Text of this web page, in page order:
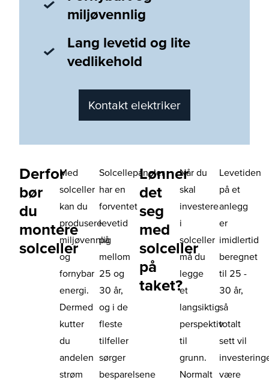
miljøvennlig
Lang levetid og lite
vedlikehold
Kontakt elektriker
Derfor
bør
du
montere
solceller
Med
solceller
kan du
produsere
miljøvennlig
og
fornybar
energi.
Dermed
kutter
du
andelen
strøm
Solcellepaneler
har en
forventet
levetid
på
mellom
25 og
30 år,
og i de
fleste
tilfeller
sørger
besparelsene
Lønner
det
seg
med
solceller
på
taket?
Når du
skal
investere
i
solceller
må du
legge
et
langsiktig
perspektiv
til
grunn.
Normalt
Levetiden
på et
anlegg
er
imidlertid
beregnet
til 25 -
30 år,
så
totalt
sett vil
være